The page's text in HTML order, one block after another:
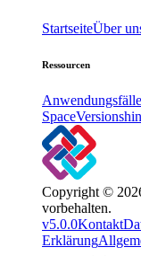
StartseiteÜber
Ressourcen
Anwendungsfälle
Space
Copyright ©
vorbehalten.
v5.0.0Kontakt
Erklärung